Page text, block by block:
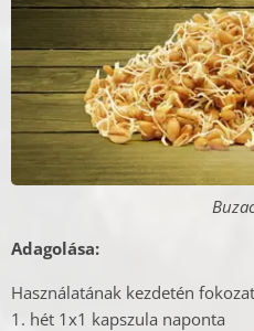
Adagolása:
Használatának kezdetén
1. hét 1x1 kapszula naponta